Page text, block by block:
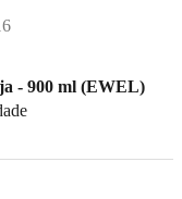
- 900 ml (EWEL)